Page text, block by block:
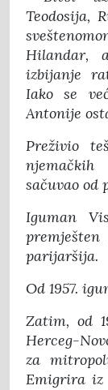
Teodosija,
Hilandar,
izbijanje
Iako se
Antonije
Preživio
sačuvao od
Iguman
parijaršija.
Od 1957.
Zatim, od
Herceg-
za
Emigrira iz